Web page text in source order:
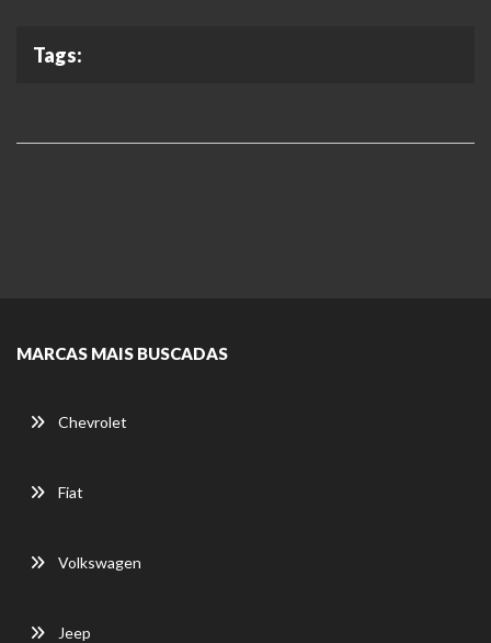
Tags:
MARCAS MAIS BUSCADAS
Chevrolet
Fiat
Volkswagen
Jeep